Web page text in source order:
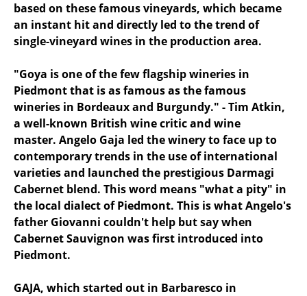
based on these famous vineyards, which became
an instant hit and directly led to the trend of
single-vineyard wines in the production area.
"Goya is one of the few flagship wineries in
Piedmont that is as famous as the famous
wineries in Bordeaux and Burgundy." - Tim Atkin,
a well-known British wine critic and wine
master. Angelo Gaja led the winery to face up to
contemporary trends in the use of international
varieties and launched the prestigious Darmagi
Cabernet blend. This word means "what a pity" in
the local dialect of Piedmont. This is what Angelo's
father Giovanni couldn't help but say when
Cabernet Sauvignon was first introduced into
Piedmont.
GAJA, which started out in Barbaresco in